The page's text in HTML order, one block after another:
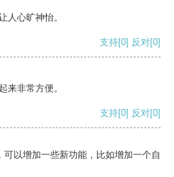
人心旷神怡。
支持[0] 反对[0]
来非常方便。
支持[0] 反对[0]
以增加一些新功能，比如增加一个自